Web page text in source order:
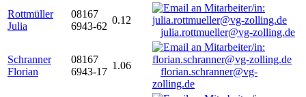
Rottmüller
Julia
08167
6943-62
0.12
julia.rottmueller@vg-zolling.de
Schranner
Florian
08167
6943-17
1.06
florian.schranner@vg-
zolling.de